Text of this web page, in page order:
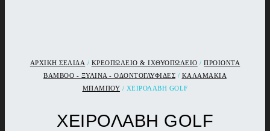
ΑΡΧΙΚΉ ΣΕΛΊΔΑ / ΚΡΕΟΠΩΛΕΙΟ & ΙΧΘΥΟΠΩΛΕΙΟ /ΠΡΟΙΟΝΤΑ
ΒΑΜΒΟΟ - ΞΥΛΙΝΑ - ΟΔΟΝΤΟΓΛΥΦΙΔΕΣ / ΚΑΛΑΜΑΚΙΑ
ΜΠΑΜΠΟΥ / ΧΕΙΡΟΛΑΒΗ GOLF
ΧΕΙΡΟΛΑΒΗ GOLF